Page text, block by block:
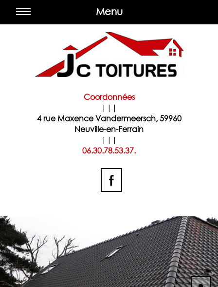
Menu
Coordonnées
|||
4 rue Maxence Vandermeersch, 59960
Neuville-en-Ferrain
|||
06.30.78.53.37.